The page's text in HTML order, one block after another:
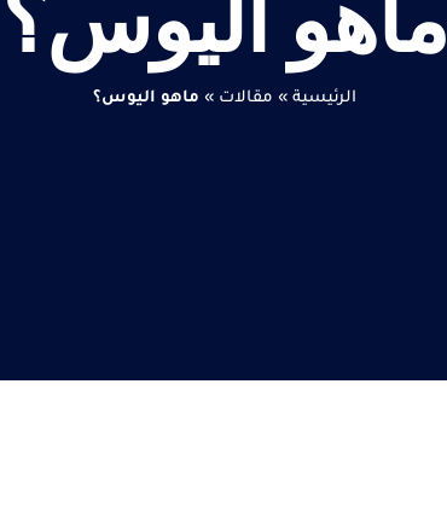
ماهو اليوس؟
الرئيسية » مقالات » ماهو اليوس؟